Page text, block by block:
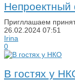
Непроектный
Пригллашаем
26.02.2024 07:51
Irina
0
В гостях у